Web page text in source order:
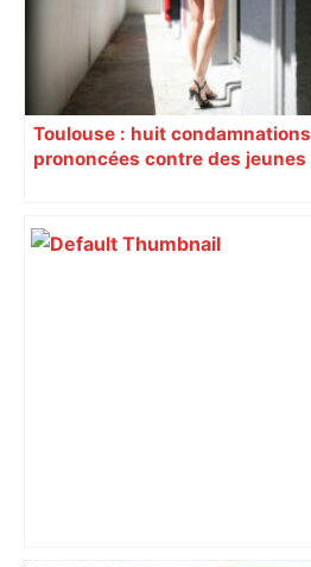
Toulouse : huit condamnations
prononcées contre des jeunes